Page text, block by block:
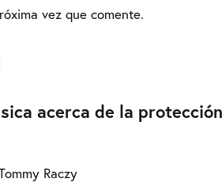
vez que comente.
acerca de la protección
Raczy